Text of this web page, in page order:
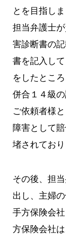
とを目指しま
担当弁護士
害診断書の
書を記入し
をしたとこ
併合１４級
ご依頼者様
障害として
堵されており
その後、担
出し、主婦
手方保険会
方保険会社